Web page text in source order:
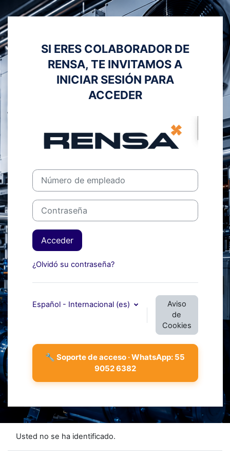
Salta al contenido principal
Entrar a
Número de empleado
Contraseña
Acceder
¿Olvidó su contraseña?
Español - Internacional ‎(es)‎
Aviso
de
Cookies
Usted no se ha identificado.